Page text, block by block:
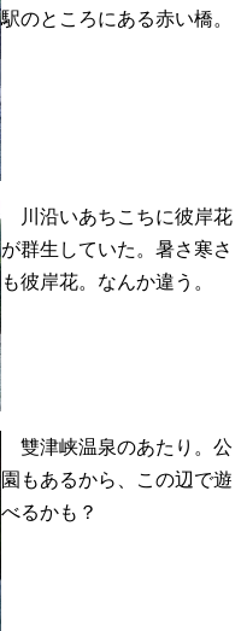
駅のところにある赤い橋。
川沿いあちこちに彼岸花
が群生していた。暑さ寒さ
も彼岸花。なんか違う。
雙津峡温泉のあたり。公
園もあるから、この辺で遊
べるかも？